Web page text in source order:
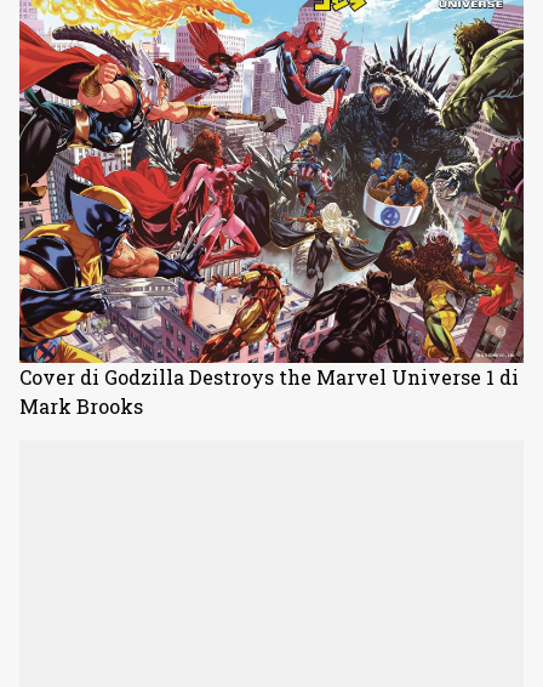
Cover di Godzilla Destroys the Marvel Universe 1 di
Mark Brooks